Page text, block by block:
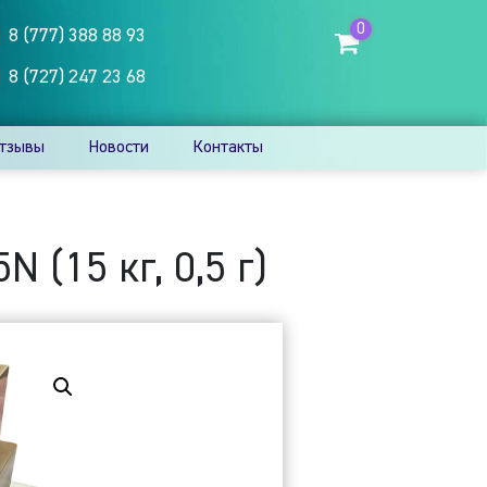
8 (777) 388 88 93
8 (727) 247 23 68
0
Новости Контакты
(15 кг, 0,5 г)